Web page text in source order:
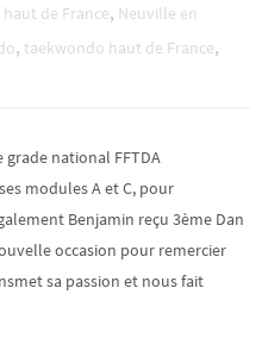
haut de France, Neuville en
, taekwondo haut de France,
grade national FFTDA
modules A et C, pour
Benjamin reçu 3ème Dan
occasion pour remercier
sa passion et nous fait